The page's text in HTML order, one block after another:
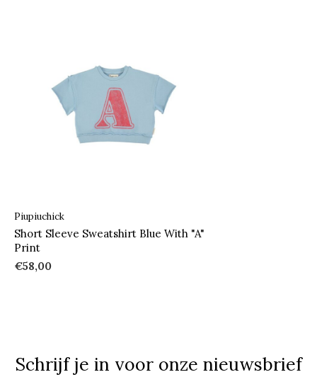
Piupiuchick
Short Sleeve Sweatshirt Blue With "A"
Print
€58,00
Schrijf je in voor onze nieuwsbrief